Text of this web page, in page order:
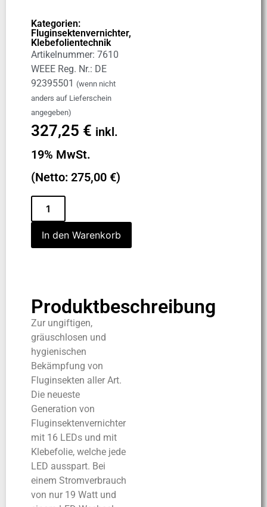
Kategorien:
Fluginsektenvernichter,
Klebefolientechnik
Artikelnummer: 7610
WEEE Reg. Nr.: DE
92395501 (wenn nicht
anders auf Lieferschein
angegeben)
327,25 € inkl.
19% MwSt.
(Netto: 275,00 €)
In den Warenkorb
Produktbeschreibung
Zur ungiftigen,
gräuschlosen und
hygienischen
Bekämpfung von
Fluginsekten aller Art.
Die neueste
Generation von
Fluginsektenvernichter
mit 16 LEDs und mit
Klebefolie, welche jede
LED ausspart. Bei
einem Stromverbrauch
von nur 19 Watt und